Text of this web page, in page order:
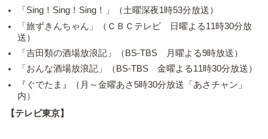
「Sing！Sing！Sing！」（土曜深夜1時53分放送）
「旅ずきんちゃん」（ＣＢＣテレビ 日曜よる11時30分放
送）
「吉田類の酒場放浪記」（BS-TBS 月曜よる9時放送）
「おんな酒場放浪記」（BS-TBS 金曜よる11時30分放送）
『ぐでたま』（月～金曜あさ5時30分放送「あさチャン」
内）
【テレビ東京】